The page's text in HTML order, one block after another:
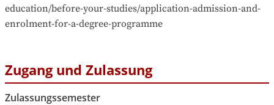
education/before-your-studies/application-admission-and-
enrolment-for-a-degree-programme
Zugang und Zulassung
Zulassungssemester